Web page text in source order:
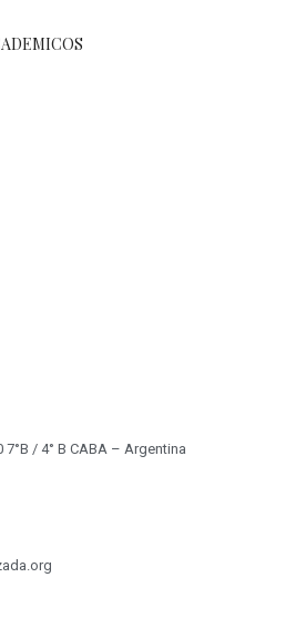
/ 4° B CABA – Argentina